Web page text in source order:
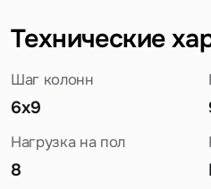
Технические
Шаг колонн
6х9
Нагрузка на пол
8